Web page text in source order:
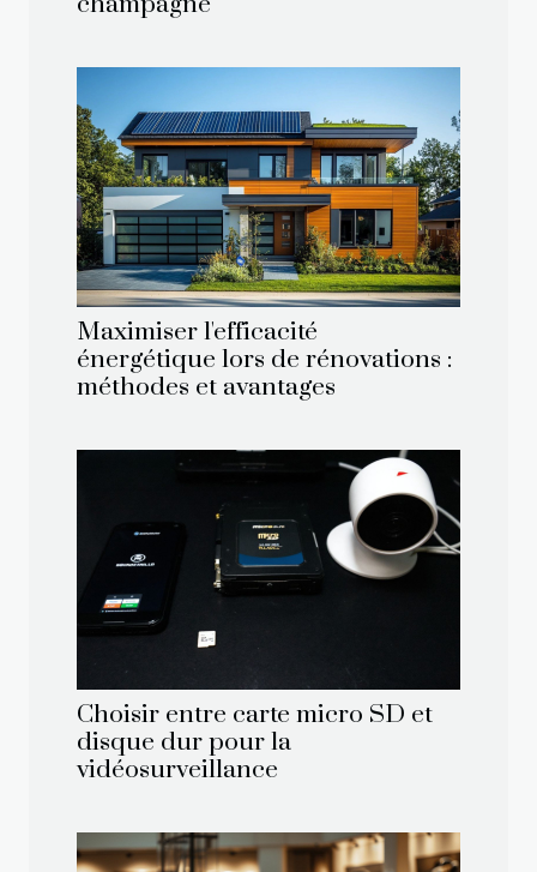
Maximiser l'efficacité
énergétique lors de rénovations :
méthodes et avantages
Choisir entre carte micro SD et
disque dur pour la
vidéosurveillance